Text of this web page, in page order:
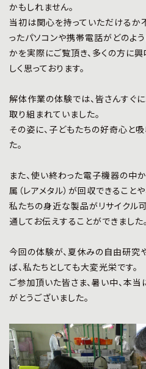
かもしれません。
当初は関心を持っていただけるか
ったパソコンや携帯電話がどのよ
かを実際にご覧頂き、多くの方に
しく思っております。
解体作業の体験では、皆さんすぐ
取り組まれていました。
その姿に、子どもたちの好奇心と
た。
また、使い終わった電子機器の中
属（レアメタル）が回収できることや
私たちの身近な製品がリサイクル
通してお伝えすることができました。
今回の体験が、夏休みの自由研究
ば、私たちとしても大変光栄です。
ご参加頂いた皆さま、暑い中、本当
がとうございました。